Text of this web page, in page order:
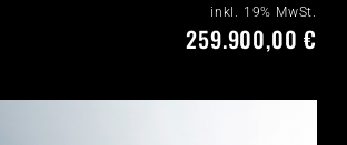
inkl. 19% MwSt.
259.900,00 €